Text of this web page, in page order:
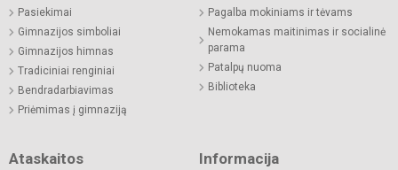
Pasiekimai
Gimnazijos simboliai
Gimnazijos himnas
Tradiciniai renginiai
Bendradarbiavimas
Priėmimas į gimnaziją
Pagalba mokiniams ir tėvams
Nemokamas maitinimas ir socialinė
parama
Patalpų nuoma
Biblioteka
Ataskaitos Informacija